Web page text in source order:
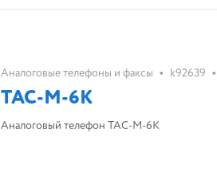
Аналоговые телефоны и факсы • k92639 •
ТАС-М-6К
Аналоговый телефон ТАС-М-6К